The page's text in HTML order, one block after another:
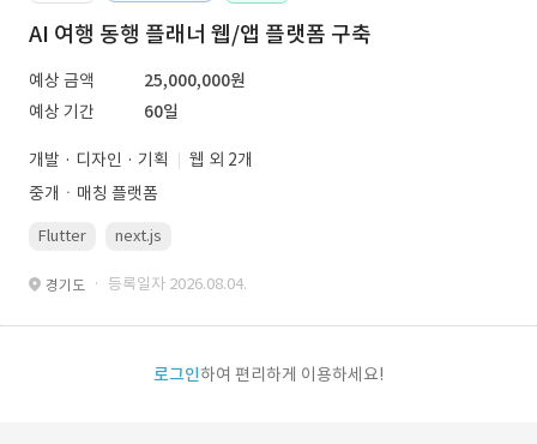
AI 여행 동행 플래너 웹/앱 플랫폼 구축
예상 금액
25,000,000원
예상 기간
60일
개발 · 디자인 · 기획
웹 외 2개
중개ㆍ매칭 플랫폼
Flutter next.js
경기도 · 등록일자 2026.08.04.
로그인하여 편리하게 이용하세요!